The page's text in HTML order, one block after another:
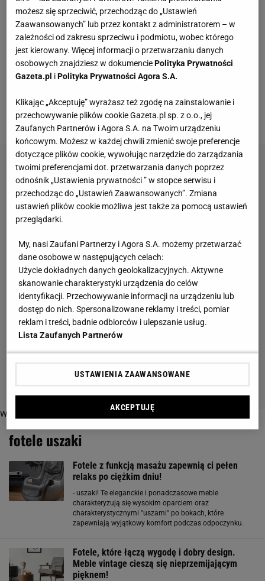
letniej przerwie. Mówi, co pomogło jej
przełamać strach
MATERIAŁ PROMOCYJNY
Te dywany są porządne jak za dawnych lato.
Piękne wzory, a ceny? Nawet mniej niż 50 zł
Vintage gramofony wracają do łask. Polacy na
nowo pokochali vinyle
fotele uszaki
Fotele z funkcją masażu zapewnią ci pełen
relaks po ciężkim dniu!
- uszaki! Te eleganckie i ponadczasowe meble
charakteryzują się wysokim oparciem oraz
charakterystycznymi "uszami" po bokach, które
zapewniają wyjątkowy komfort podczas odpoczynku.
klasy. Wykonane
Fotele, które łączą wygodę i dobry design.
Meble vintage cieszą się nieprzemijającym
pięknem!
możesz się sprzeciwić, przechodząc do „Ustawień
Zaawansowanych” lub przez kontakt z administratorem – w
zależności od zakresu sprzeciwu i podmiotu, wobec którego
jest kierowany. Więcej informacji o przetwarzaniu danych
osobowych znajdziesz w dokumencie Polityka Prywatności
Gazeta.pl i Polityka Prywatności Agora S.A.
Klikając „Akceptuję” wyrażasz też zgodę na zainstalowanie i
przechowywanie plików cookie Gazeta.pl sp. z o.o., jej
Zaufanych Partnerów i Agora S.A. na Twoim urządzeniu
końcowym. Możesz w każdej chwili zmienić swoje preferencje
dotyczące plików cookie, wywołując narzędzie do zarządzania
twoimi preferencjami dot. przetwarzania danych poprzez
odnośnik „Ustawienia prywatności ” w stopce serwisu i
przechodząc do „Ustawień Zaawansowanych”. Zmiana
ustawień plików cookie możliwa jest także za pomocą ustawień
przeglądarki.
My, nasi Zaufani Partnerzy i Agora S.A. możemy przetwarzać
dane osobowe w następujących celach:
Użycie dokładnych danych geolokalizacyjnych. Aktywne
skanowanie charakterystyki urządzenia do celów
identyfikacji. Przechowywanie informacji na urządzeniu lub
dostęp do nich. Spersonalizowane reklamy i treści, pomiar
reklam i treści, badnie odbiorców i ulepszanie usług.
Lista Zaufanych Partnerów
USTAWIENIA ZAAWANSOWANE
AKCEPTUJĘ